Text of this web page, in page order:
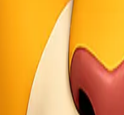
terkait barang yang mereka kirim.
kunci keberhasilan dalam
hadir untuk mendengarkan
kebutuhan industri, produk